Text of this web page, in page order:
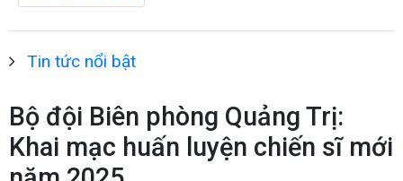
Tin tức nổi bật
Bộ đội Biên phòng Quảng Trị:
Khai mạc huấn luyện chiến sĩ mới